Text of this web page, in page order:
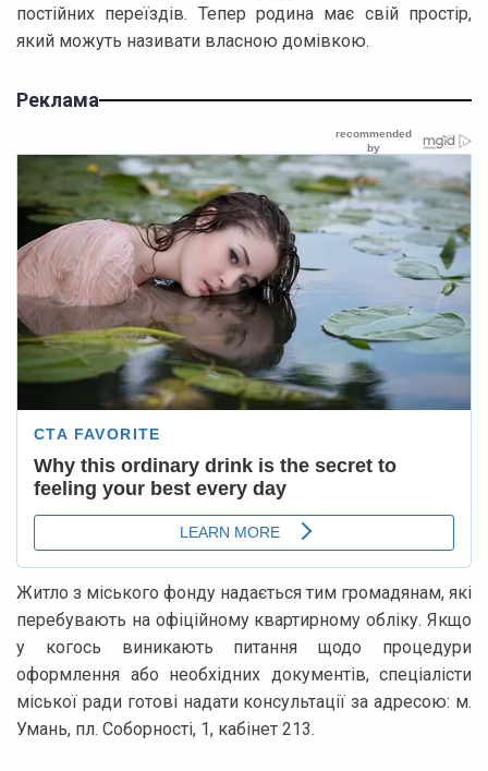
постійних переїздів. Тепер родина має свій простір,
який можуть називати власною домівкою.
Реклама
Житло з міського фонду надається тим громадянам, які
перебувають на офіційному квартирному обліку. Якщо
у когось виникають питання щодо процедури
оформлення або необхідних документів, спеціалісти
міської ради готові надати консультації за адресою: м.
Умань, пл. Соборності, 1, кабінет 213.